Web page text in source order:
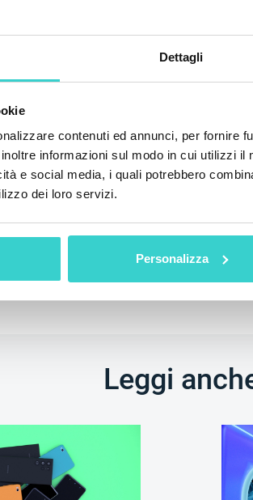
Dettagli
contenuti ed annunci, per fornire
informazioni sul modo in cui utilizzi
e social media, i quali potrebbero
dei loro servizi.
Personalizza
Leggi